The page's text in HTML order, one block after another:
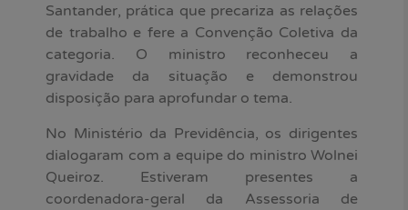
Santander, prática que precariza as relações
de trabalho e fere a Convenção Coletiva da
categoria. O ministro reconheceu a
gravidade da situação e demonstrou
disposição para aprofundar o tema.
No Ministério da Previdência, os dirigentes
dialogaram com a equipe do ministro Wolnei
Queiroz. Estiveram presentes a
coordenadora-geral da Assessoria de